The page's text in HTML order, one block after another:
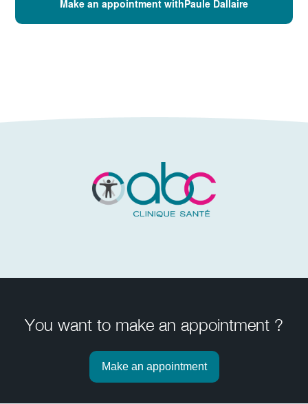
Make an appointment withPaule Dallaire
You want to make an appointment ?
Make an appointment